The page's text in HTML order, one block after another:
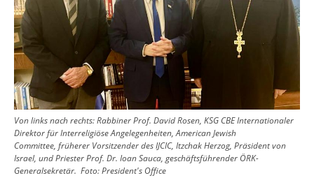
Von links nach rechts: Rabbiner Prof. David Rosen, KSG CBE Internationaler
Direktor für Interreligiöse Angelegenheiten, American Jewish
Committee, früherer Vorsitzender des IJCIC, Itzchak Herzog, Präsident von
Israel, und Priester Prof. Dr. Ioan Sauca, geschäftsführender ÖRK-
Generalsekretär. Foto:President's Office